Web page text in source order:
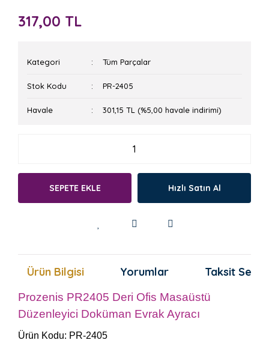
317,00 TL
Kategori Tüm Parçalar
Stok Kodu PR-2405
Havale 301,15 TL (%5,00 havale indirimi)
SEPETE EKLE Hızlı Satın Al
Ürün Bilgisi Yorumlar Taksit
Prozenis PR2405 Deri Ofis Masaüstü
Düzenleyici Doküman Evrak Ayracı
Ürün Kodu: PR-2405